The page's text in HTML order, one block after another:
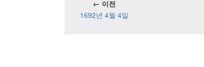
← 이전
1692년 4월 4일